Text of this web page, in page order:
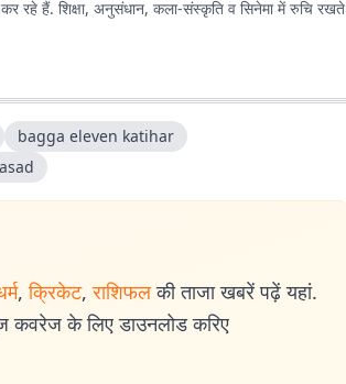
रहे हैं. शिक्षा, अनुसंधान, कला-संस्कृति व सिनेमा में रुचि रखते
bagga eleven katihar
, क्रिकेट, राशिफल की ताजा खबरें पढ़ें यहां.
कवरेज के लिए डाउनलोड करिए